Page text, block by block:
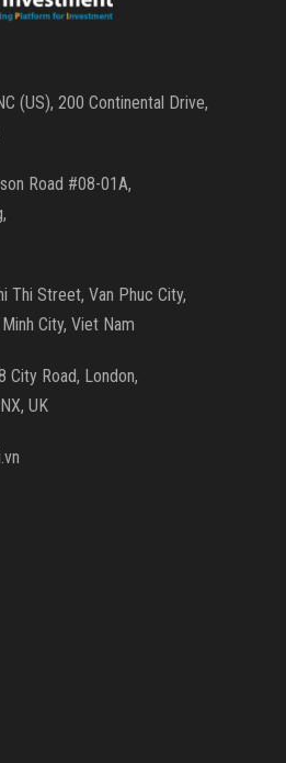
(US), 200 Continental Drive,
Road #08-01A,
Thi Street, Van Phuc City,
City, Viet Nam
City Road, London,
UK